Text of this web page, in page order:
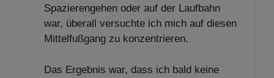
Spazierengehen oder auf der Laufbahn
war, überall versuchte ich mich auf diesen
Mittelfußgang zu konzentrieren.
Das Ergebnis war, dass ich bald keine